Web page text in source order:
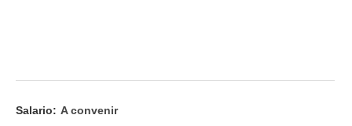
Salario: A convenir